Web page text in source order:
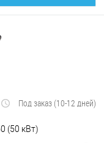
Под заказ (10-12 дней)
(50 кВт)